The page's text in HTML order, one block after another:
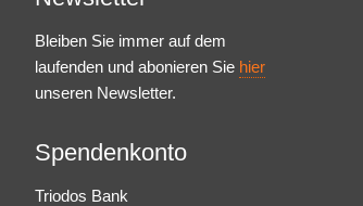
Bleiben Sie immer auf dem
laufenden und abonieren Sie hier
unseren Newsletter.
Spendenkonto
Triodos Bank